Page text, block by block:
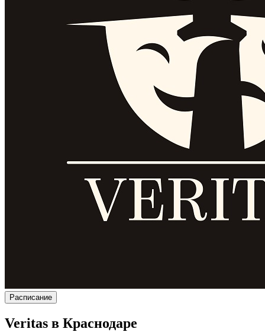
Расписание
Veritas в Краснодаре